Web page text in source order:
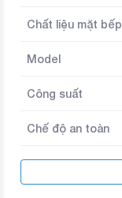
Chất liệu mặt bếp
Model
Công suất
Chế độ an toàn
Hẹn giờ